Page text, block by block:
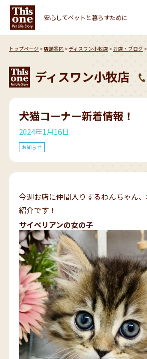
安心してペットと暮らすために
トップページ 店舗案内 ディスワン小牧店 お店・ブログ
ディスワン小牧店
犬猫コーナー新着情報！
2024年1月16日
お知らせ
今週お店に仲間入りするわんちゃん
紹介です！
サイベリアンの女の子